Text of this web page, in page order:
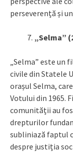
perseverență și
„Selma”
„Selma” este
civile din Statele
orașul Selma,
Votului din 1965.
comunității au
drepturilor
subliniază faptul
despre justiția